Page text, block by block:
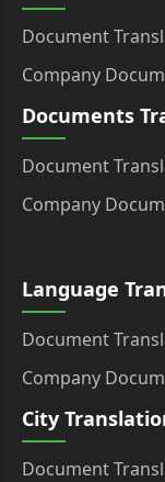
Document
Company
Documents
Document
Company
Language
Document
Company
City
Document